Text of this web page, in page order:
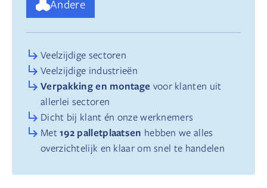
Andere
Veelzijdige sectoren
Veelzijdige industrieën
Verpakking en montage voor klanten uit
allerlei sectoren
Dicht bij klant én onze werknemers
Met192 palletplaatsen hebben we alles
overzichtelijk en klaar om snel te handelen